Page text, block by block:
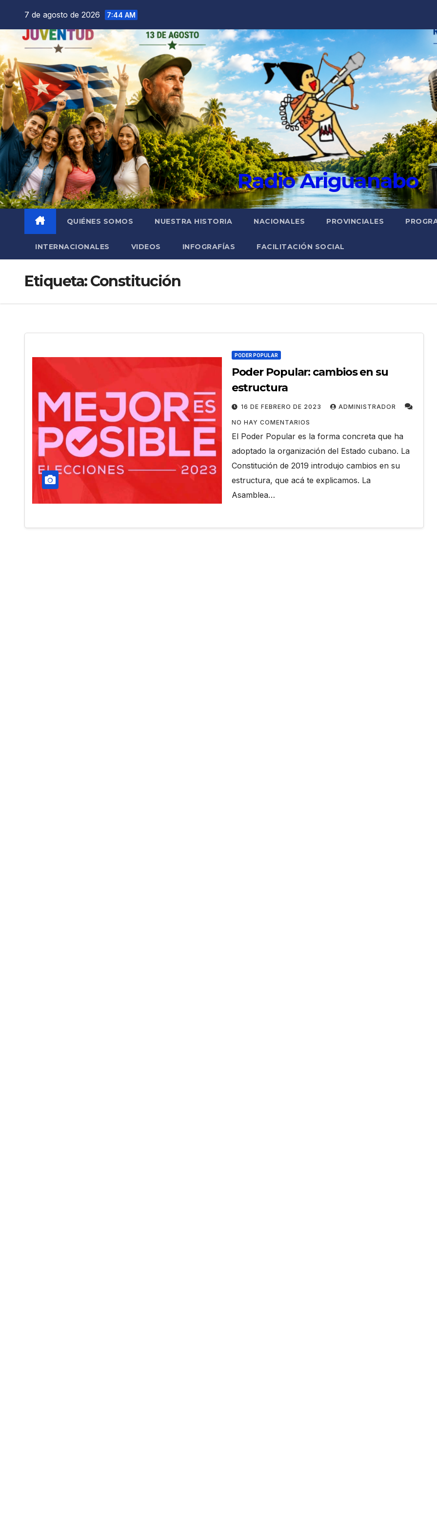
7 de agosto de 2026 7:44 AM
Radio Ariguanabo
QUIÉNES SOMOS NUESTRA HISTORIA NACIONALES PROVINCIALES
INTERNACIONALES VIDEOS INFOGRAFÍAS FACILITACIÓN SOCIAL
Etiqueta:Constitución
PODER POPULAR
Poder Popular: cambios en su
estructura
16 DE FEBRERO DE 2023 ADMINISTRADOR
NO HAY COMENTARIOS
El Poder Popular es la forma concreta que ha
adoptado la organización del Estado cubano. La
Constitución de 2019 introdujo cambios en su
estructura, que acá te explicamos. La
Asamblea…